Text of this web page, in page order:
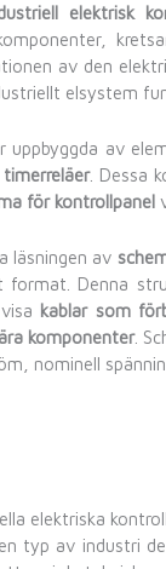
elektrisk